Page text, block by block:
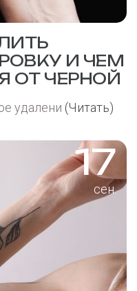
И ЧЕМ
ОТ ЧЕРНОЙ
удалени (Читать)
17
сен.